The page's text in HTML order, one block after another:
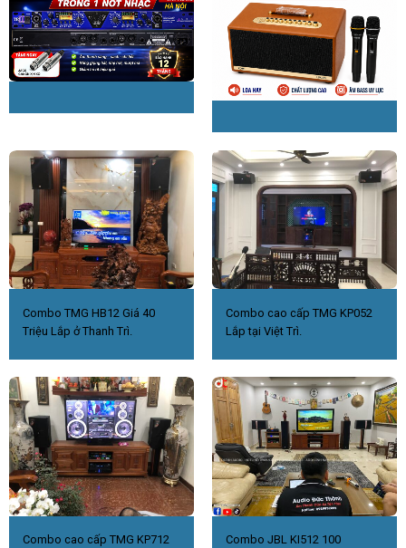
Combo TMG HB12 Giá 40
Triệu Lắp ở Thanh Trì.
Combo cao cấp TMG KP052
Lắp tại Việt Trì.
Combo cao cấp TMG KP712
Combo JBL KI512 100